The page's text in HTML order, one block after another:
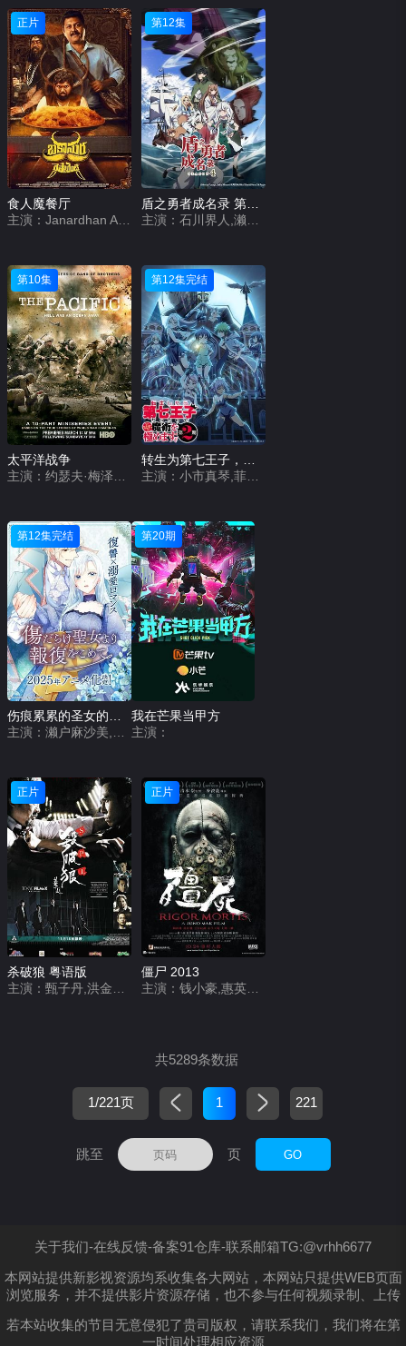
正片
食人魔餐厅
第12集
盾之勇者成名录 第四季
第10集
太平洋战争
第12集完结
主演：小市真琴,菲鲁兹·蓝,Lynn,关根明良,高桥李依,堀江瞬,熊田茜音,松井惠理子,杉田智和,明坂聪美,土岐隼一,永冢拓马,石见舞菜香,津田美波,森久保祥太郎,宫本充
第12集完结 第20期
我在芒果当甲方
主演：
正片
杀破狼 粤语版
正片
僵尸 2013
主演：钱小豪,惠英红,鲍起静,陈友,吴耀汉,卢海鹏,钟发,楼南光
共5289条数据
1/221页 1 221
跳至 页 GO
关于我们-在线反馈-备案91仓库-联系邮箱TG:@vrhh6677
本网站提供新影视资源均系收集各大网站，本网站只提供WEB页面
浏览服务，并不提供影片资源存储，也不参与任何视频录制、上传
若本站收集的节目无意侵犯了贵司版权，请联系我们，我们将在第
一时间处理相应资源